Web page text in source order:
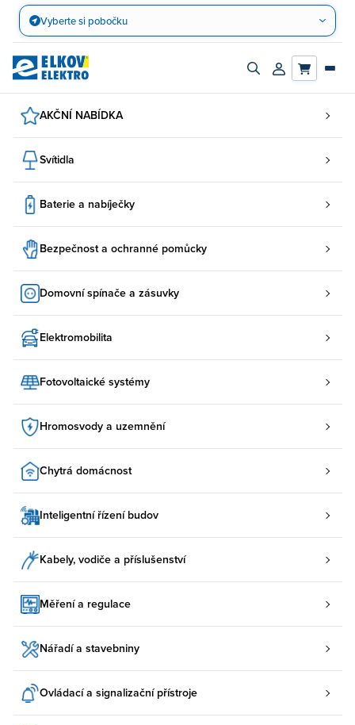
Přejít
obsah
Vyberte si pobočku
Zapnout/vypnout
Přihlásit/
AKČNÍ NABÍDKA
Svítidla
Baterie a nabíječky
Bezpečnost a ochranné pomůcky
Domovní spínače a zásuvky
Elektromobilita
Fotovoltaické systémy
Hromosvody a uzemnění
Chytrá domácnost
Inteligentní řízení budov
Kabely, vodiče a příslušenství
Měření a regulace
Nářadí a stavebniny
Ovládací a signalizační přístroje